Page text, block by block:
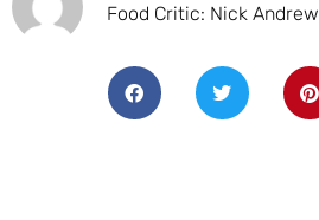
Food Critic: Nick Andrew